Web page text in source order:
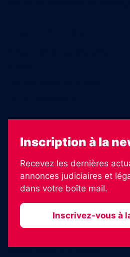
Inscription à la
Recevez les dernières
annonces judiciaires et
dans votre boîte mail.
Inscrivez-vous à